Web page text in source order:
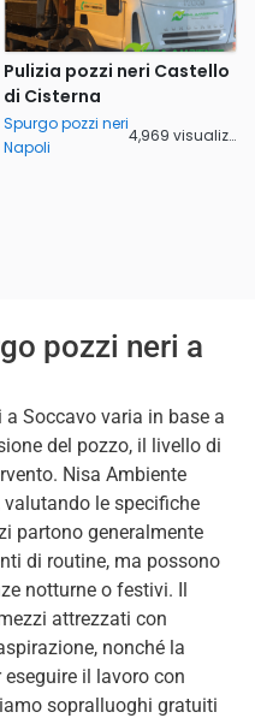
Pulizia pozzi neri Castello
di Cisterna
Spurgo pozzi neri
Napoli
4,969 visualizzazioni
pozzi neri a
Soccavo varia in base a
del pozzo, il livello di
Nisa Ambiente
le specifiche
partono generalmente
di routine, ma possono
notturne o festivi. Il
attrezzati con
nonché la
il lavoro con
sopralluoghi gratuiti